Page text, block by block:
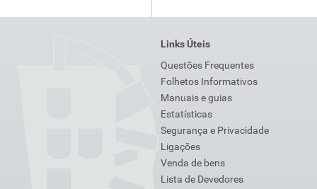
Links Úteis
Questões Frequentes
Folhetos Informativos
Manuais e guias
Estatísticas
Segurança e Privacidade
Ligações
Venda de bens
Lista de Devedores